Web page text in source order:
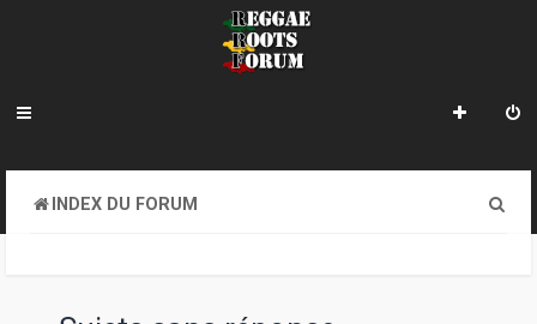
INDEX DU FORUM